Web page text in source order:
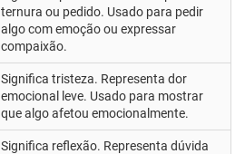
ternura ou pedido. Usado para pedir
algo com emoção ou expressar
compaixão.
Significa tristeza. Representa dor
emocional leve. Usado para mostrar
que algo afetou emocionalmente.
Significa reflexão. Representa dúvida